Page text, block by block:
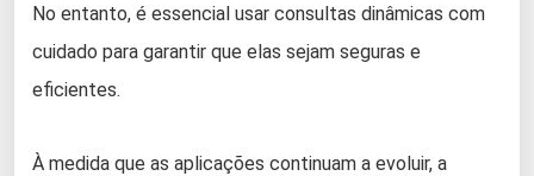
No entanto, é essencial usar consultas dinâmicas com
cuidado para garantir que elas sejam seguras e
eficientes.
À medida que as aplicações continuam a evoluir, a